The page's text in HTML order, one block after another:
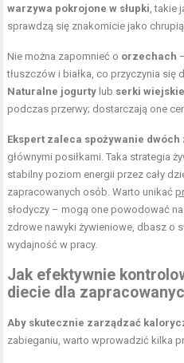
warzywa pokrojone w słupki , takie
sprawdzą się znakomicie jako
Nie można zapomnieć o orzechach
tłuszczów i białka, co przyczynia się
Naturalne jogurty lub serki wiejskie
podczas przerwy; dostarczają one
Ekspert zaleca spożywanie
głównymi posiłkami. Taka strategia
stabilny poziom energii przez cały
zapracowanych osób. Warto unikać
słodyczy – mogą one powodować
zdrowe nawyki żywieniowe, dbasz o
wydajność w pracy.
Jak efektywnie
diecie dla
Aby skutecznie zarządzać
zabieganiu, warto wprowadzić kilka